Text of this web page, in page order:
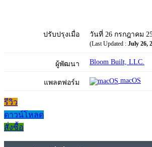
ปรับปรุงเมื่อ วันที่ 26 กรกฎาคม
(Last Updated : July 26,
ผู้พัฒนา Bloom Built, LLC.
แพลตฟอร์ม macOS
รีวิว
ดาวน์โหลด
สั่งซื้อ